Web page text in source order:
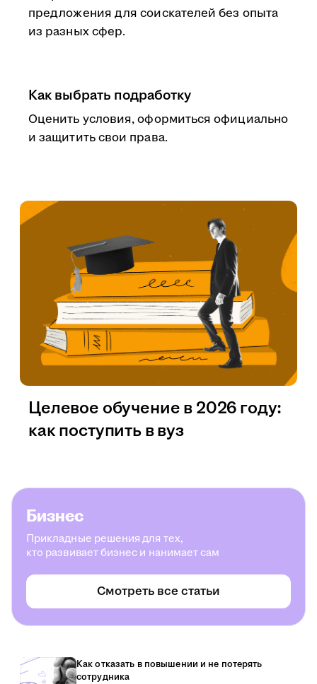
предложения для соискателей без опыта
из разных сфер.
Как выбрать подработку
Оценить условия, оформиться официально
и защитить свои права.
Целевое обучение в 2026 году:
как поступить в вуз
Бизнес
Прикладные решения для тех,
кто развивает бизнес и нанимает сам
Смотреть все статьи
Как отказать в повышении и не потерять
сотрудника